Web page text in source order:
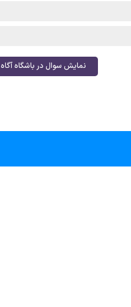
نمایش سوال در باشگاه آگاه